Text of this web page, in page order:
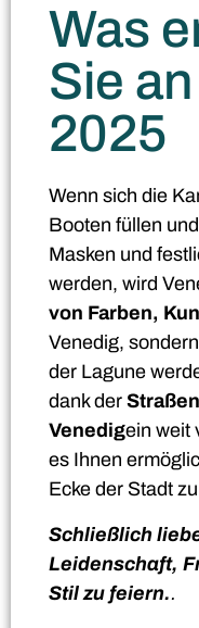
Was
Sie
2025
Wenn sich die
Booten füllen
Masken und
werden, wird
von Farben,
Venedig,
der Lagune
dank der
Venedigein weit
es Ihnen
Ecke der Stadt
Schließlich
Leidenschaft,
Stil zu feiern..